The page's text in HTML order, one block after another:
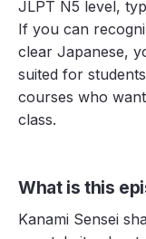
JLPT N5 level,
If you can
clear Japanese,
suited for
courses who
class.
What is this
Kanami Sensei